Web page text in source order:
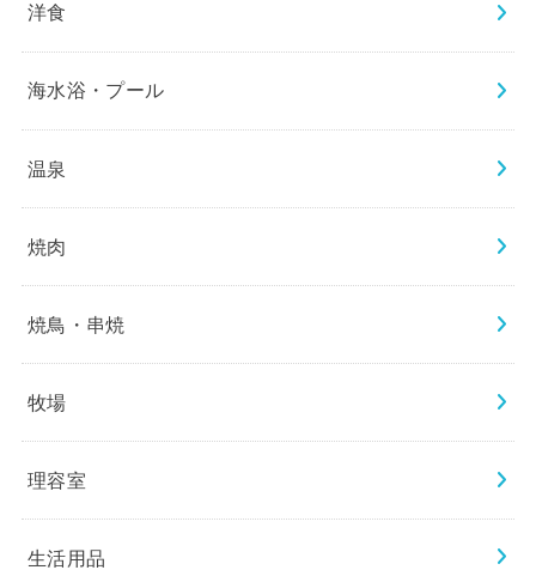
洋食
海水浴・プール
温泉
焼肉
焼鳥・串焼
牧場
理容室
生活用品